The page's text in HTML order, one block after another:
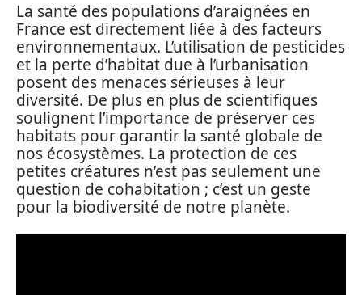
La santé des populations d’araignées en
France est directement liée à des facteurs
environnementaux. L’utilisation de pesticides
et la perte d’habitat due à l’urbanisation
posent des menaces sérieuses à leur
diversité. De plus en plus de scientifiques
soulignent l’importance de préserver ces
habitats pour garantir la santé globale de
nos écosystèmes. La protection de ces
petites créatures n’est pas seulement une
question de cohabitation ; c’est un geste
pour la biodiversité de notre planète.